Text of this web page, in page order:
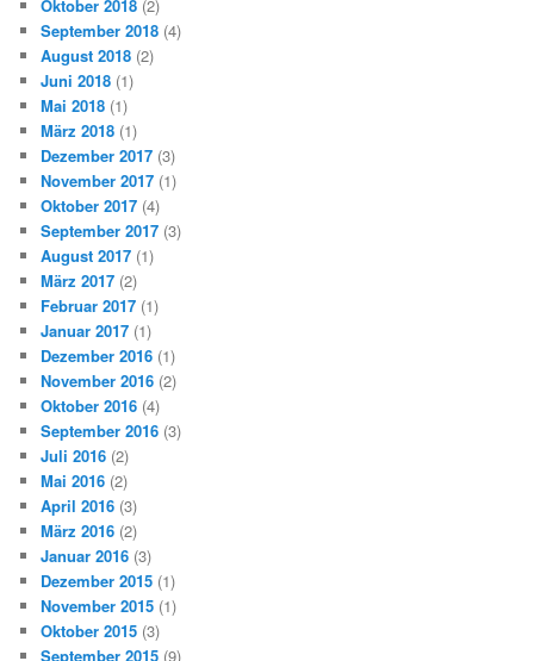
Oktober 2018 (2)
September 2018 (4)
August 2018 (2)
Juni 2018 (1)
Mai 2018 (1)
März 2018 (1)
Dezember 2017 (3)
November 2017 (1)
Oktober 2017 (4)
September 2017 (3)
August 2017 (1)
März 2017 (2)
Februar 2017 (1)
Januar 2017 (1)
Dezember 2016 (1)
November 2016 (2)
Oktober 2016 (4)
September 2016 (3)
Juli 2016 (2)
Mai 2016 (2)
April 2016 (3)
März 2016 (2)
Januar 2016 (3)
Dezember 2015 (1)
November 2015 (1)
Oktober 2015 (3)
September 2015 (9)